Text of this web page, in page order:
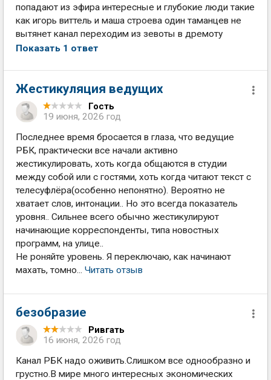
попадают из эфира интересные и глубокие люди такие
как игорь виттель и маша строева один таманцев не
вытянет канал переходим из зевоты в дремоту
Показать 1 ответ
Жестикуляция ведущих
Гость
19 июня, 2026 год
Последнее время бросается в глаза, что ведущие
РБК, практически все начали активно
жестикулировать, хоть когда общаются в студии
между собой или с гостями, хоть когда читают текст с
телесуфлёра(особенно непонятно). Вероятно не
хватает слов, интонации.. Но это всегда показатель
уровня.. Сильнее всего обычно жестикулируют
начинающие корреспонденты, типа новостных
программ, на улице..
Не роняйте уровень. Я переключаю, как начинают
махать, томно... Читать отзыв
безобразие
Ривгать
16 июня, 2026 год
Канал РБК надо оживить.Слишком все однообразно и
грустно.В мире много интересных экономических